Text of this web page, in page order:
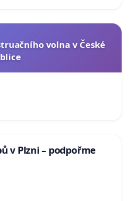
volna v České
v Plzni – podpořme